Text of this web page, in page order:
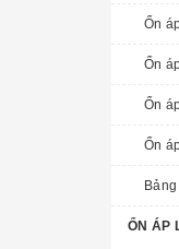
Ổn
Ổn
Ổn
Ổn
ỔN ÁP